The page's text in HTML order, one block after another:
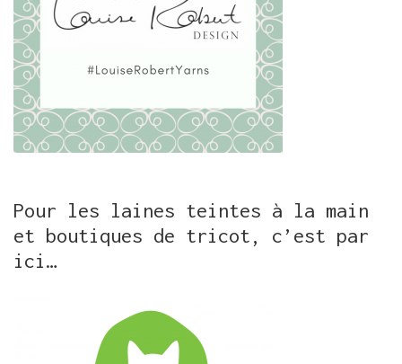
Pour les laines teintes à la main
et boutiques de tricot, c’est par
ici…